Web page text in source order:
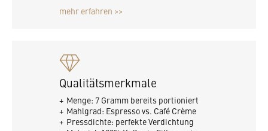
mehr erfahren >>
Qualitätsmerkmale
Menge: 7 Gramm bereits portioniert
Mahlgrad: Espresso vs. Café Crème
Pressdichte: perfekte Verdichtung